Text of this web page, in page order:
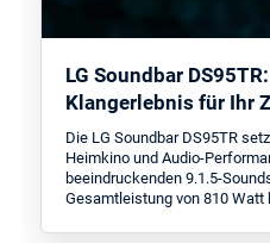
LG Soundbar
Klangerlebnis für Ihr
Die LG Soundbar DS95TR
Heimkino und Audio-
beeindruckenden 9.1.5-
Gesamtleistung von 810